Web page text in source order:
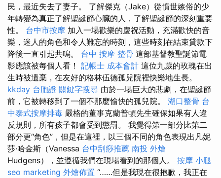
民，最近失去了妻子。 了解傑克（Jake）從憤世嫉俗的少
年轉變為真正了解聖誕節心臟的人，了解聖誕節的深刻重要
性。 台中市按摩 加入一場歡樂的慶祝活動，充滿歡快的音
樂，迷人的角色和令人難忘的時刻，這些時刻在結束貸款下
降後一直引起共鳴。 台中 按摩 整骨 這部基督教聖誕節電
影應該被每個人看！ 記帳士 成本會計 這位九歲的玫瑰在出
生時被遺棄，在友好的格林伍德孤兒院裡快樂地生長。
kkday 台胞證 關鍵字搜尋 由於一場巨大的悲劇，在聖誕節
前，它被轉移到了一個不那麼愉快的孤兒院。 湖口整骨 台
中泰式按摩排毒 嚴格的董事克蘭普頓先生確保如果有人違
反規則，所有孩子都會受到懲罰。 我覺得第一部分比第二
部分更“角色”，但是在這裡，以三個不同的角色表現出凡妮
莎·哈金斯（Vanessa 台中刮痧推薦 南投 外燴
Hudgens），並遵循我們在現場看到的那個人。 按摩 小腿
seo marketing 外燴佈置 “……但是我現在很抱歉，我正在